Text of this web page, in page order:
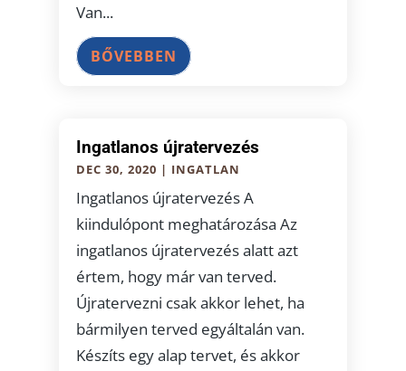
Van...
BŐVEBBEN
Ingatlanos újratervezés
DEC 30, 2020 | INGATLAN
Ingatlanos újratervezés A
kiindulópont meghatározása Az
ingatlanos újratervezés alatt azt
értem, hogy már van terved.
Újratervezni csak akkor lehet, ha
bármilyen terved egyáltalán van.
Készíts egy alap tervet, és akkor